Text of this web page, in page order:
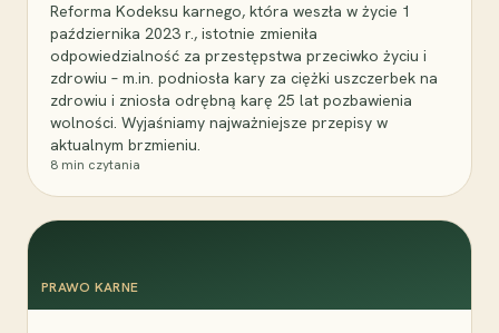
Reforma Kodeksu karnego, która weszła w życie 1
października 2023 r., istotnie zmieniła
odpowiedzialność za przestępstwa przeciwko życiu i
zdrowiu – m.in. podniosła kary za ciężki uszczerbek na
zdrowiu i zniosła odrębną karę 25 lat pozbawienia
wolności. Wyjaśniamy najważniejsze przepisy w
aktualnym brzmieniu.
8 min czytania
PRAWO KARNE